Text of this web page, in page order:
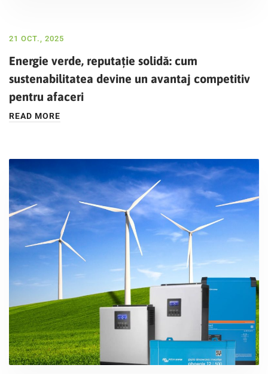
21 OCT., 2025
Energie verde, reputație solidă: cum
sustenabilitatea devine un avantaj competitiv
pentru afaceri
READ MORE